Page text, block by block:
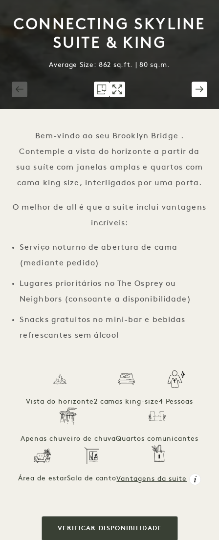
CONNECTING SKYLINE
SUITE & KING
Average Size: 862 sq.ft. | 80 sq.m.
Bem-vindo ao seu Brooklyn Bridge .
Contemple a vista do horizonte a partir da
sua suíte com janelas amplas e quartos com
cama king size, interligados por uma porta.
O melhor de all é que a suíte inclui vantagens
incríveis:
Serviço noturno de abertura de cama
(mediante pedido)
Lugares prioritários no The Osprey ou
Neighbors (consoante a disponibilidade)
Snacks gratuitos no mini-bar e bebidas
refrescantes sem álcool
Vista do horizonte2 camas king-size4 Pessoas
Apenas chuveiro de chuvaQuartos comunicantes
Área de estarSala de cantoVantagens da suite
VERIFICAR DISPONIBILIDADE